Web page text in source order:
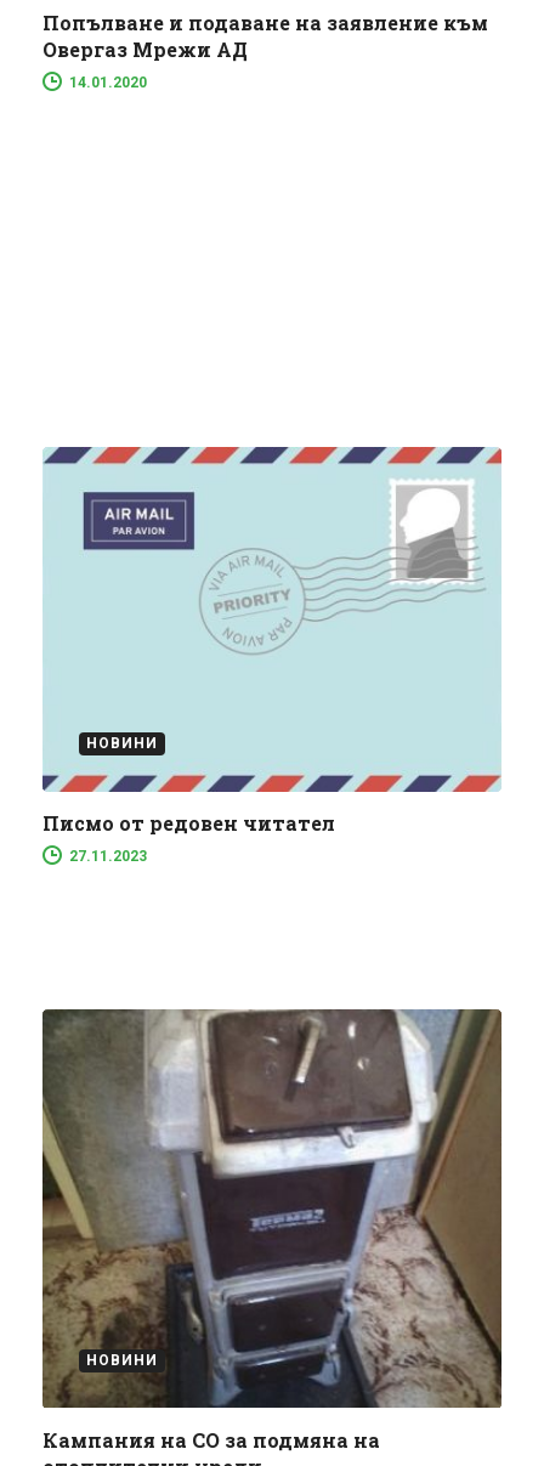
Попълване и подаване на заявление към
Овергаз Мрежи АД
14.01.2020
НОВИНИ
Писмо от редовен читател
27.11.2023
НОВИНИ
Кампания на СО за подмяна на